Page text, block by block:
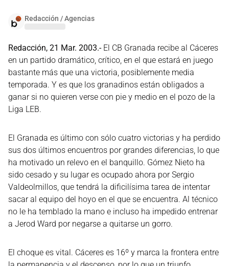
Redacción / Agencias
Redacción, 21 Mar. 2003.-El CB Granada recibe al Cáceres
en un partido dramático, crítico, en el que estará en juego
bastante más que una victoria, posiblemente media
temporada. Y es que los granadinos están obligados a
ganar si no quieren verse con pie y medio en el pozo de la
Liga LEB.
El Granada es último con sólo cuatro victorias y ha perdido
sus dos últimos encuentros por grandes diferencias, lo que
ha motivado un relevo en el banquillo. Gómez Nieto ha
sido cesado y su lugar es ocupado ahora por Sergio
Valdeolmillos, que tendrá la dificilísima tarea de intentar
sacar al equipo del hoyo en el que se encuentra. Al técnico
no le ha temblado la mano e incluso ha impedido entrenar
a Jerod Ward por negarse a quitarse un gorro.
El choque es vital. Cáceres es 16º y marca la frontera entre